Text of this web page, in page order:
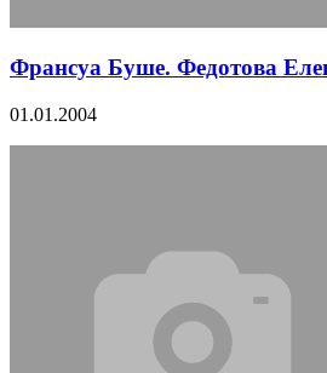
Франсуа Буше. Федотова
01.01.2004